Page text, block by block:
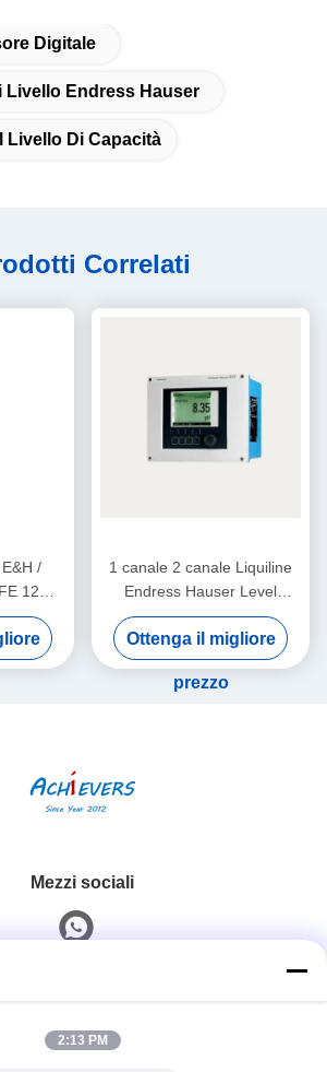
Digitale
Livello Endress Hauser
Livello Di Capacità
Correlati
/
12mm
1 canale 2 canale Liquiline
Endress Hauser Level
Transmitter CM442-
AAM1A2F010A+AK
Ottenga il migliore
prezzo
Mezzi sociali
2:13 PM